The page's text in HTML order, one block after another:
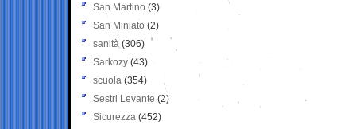
San Martino (3)
San Miniato (2)
sanità (306)
Sarkozy (43)
scuola (354)
Sestri Levante (2)
Sicurezza (452)